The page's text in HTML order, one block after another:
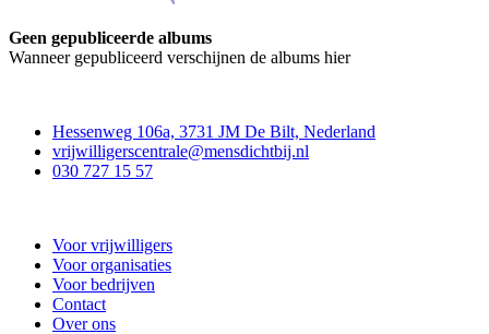
Geen gepubliceerde albums
Wanneer gepubliceerd verschijnen de albums hier
Hessenweg 106a, 3731 JM De Bilt, Nederland
vrijwilligerscentrale@mensdichtbij.nl
030 727 15 57
Voor vrijwilligers
Voor organisaties
Voor bedrijven
Contact
Over ons